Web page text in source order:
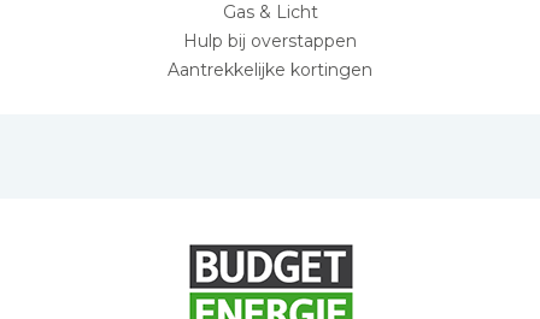
Gas & Licht
Hulp bij overstappen
Aantrekkelijke kortingen